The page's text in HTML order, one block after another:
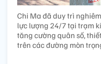
Chi Ma đã duy trì
lực lượng 24/7 tại trạm
tăng cường quân số,
trên các đường mòn